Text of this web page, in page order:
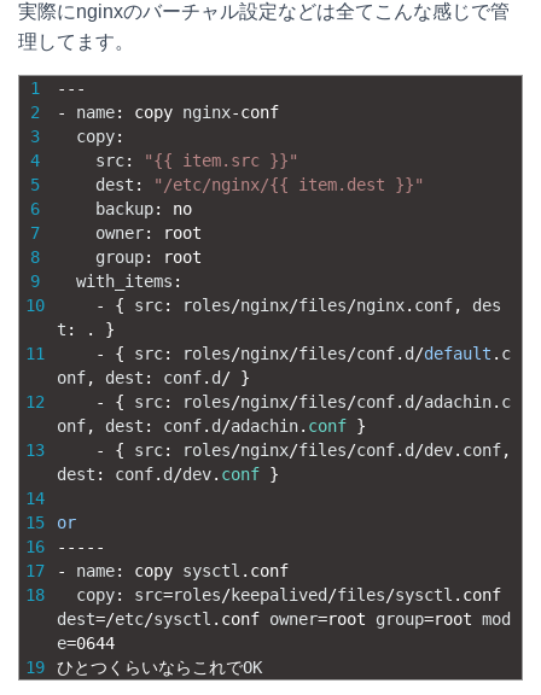
実際にnginxのバーチャル設定などは全てこんな感じで管
理してます。
1
2
3
4
5
6
7
8
9
10
11
12
13
14
15
16
17
18
19
-- -
-
name: copy nginx-conf
copy:
src:
"{{ item.src }}"
dest :
"/etc/nginx/{{ item.dest }}"
backup:
no
owner:
root
group:
root
with_items :
-
{ src: roles/nginx/files/nginx. conf,
des
t : .
}
-
{ src: roles/nginx/files/conf. d /default . c
onf, dest : conf. d / }
-
{ src: roles/nginx/files/conf. d /adachin. c
onf, dest : conf. d /adachin. conf }
-
{ src: roles/nginx/files/conf. d /dev. conf,
dest : conf. d /dev. conf }
or
-- -- -
-
name: copy sysctl . conf
copy: src=roles/keepalived /files/sysctl .
dest=/etc/sysctl . conf owner=root group=root mod
e=0644
ひとつくらいならこれでOK